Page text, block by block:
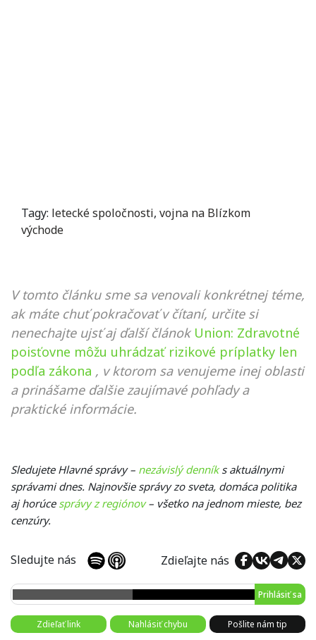
Tagy: letecké spoločnosti, vojna na Blízkom
východe
V tomto článku sme sa venovali konkrétnej téme,
ak máte chuť pokračovať v čítaní, určite si
nenechajte ujsť aj ďalší článok Union: Zdravotné
poisťovne môžu uhrádzať rizikové príplatky len
podľa zákona , v ktorom sa venujeme inej oblasti
a prinášame ďalšie zaujímavé pohľady a
praktické informácie.
Sledujete Hlavné správy – nezávislý denníks aktuálnymi
správami dnes. Najnovšie správy zo sveta, domáca politika
aj horúce správy z regiónov– všetko na jednom mieste, bez
cenzúry.
Sledujte nás Zdieľajte nás
Prihlásiť sa
Zdieľať link Nahlásiť chybu Pošlite nám tip